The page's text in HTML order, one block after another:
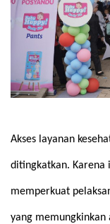
Akses layanan
ditingkatkan. Karena
memperkuat
yang memungkinkan